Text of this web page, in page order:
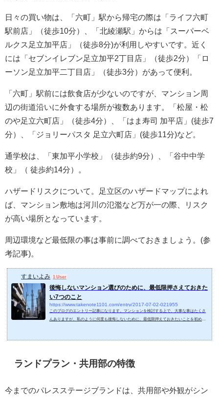
日々の買い物は、「六町」駅から帰宅の際は「ライフ六町
駅前店」（徒歩10分）、「北綾瀬駅」からは「スーパーベ
ルクス足立加平店」（徒歩8分)が利用しやすいです。近く
には「セブンイレブン足立加平2丁目店」（徒歩2分）「ロ
ーソン足立加平二丁目店」（徒歩3分）があって便利。
「六町」駅前には飲食店が少ないのですが、マンション周
辺の街道沿いに外食する場所が複数あります。「松屋・松
のや足立六町店」（徒歩4分）、「はま寿司 加平店」(徒歩7
分）、「ジョリーパスタ 足立六町店」(徒歩11分)など。
通学校は、「東加平小学校」（徒歩約9分）、「谷中中学
校」（ 徒歩約14分）。
ハザードリスクについて。足立区のハザードマップによれ
ば、マンション敷地は河川の氾濫など万が一の際、リスク
が高い場所となっています。
周辺環境など最低限の事は事前に調べておきましょう。(参
考記事)。
すまいよみ 1 User
後悔しないマンション選びのために、最低限押さえておきた
い7つのこと
https://www.takenote1101.com/entry/2017-07-02-021955
このブログのエントリー記事になります。マンションを検討する上で、大事な事はたくさ
んありますが、私のように何度も後悔しないために、最低限押えておきたいことを初めに
前に、明確な予...
ランドプラン・共用部の特徴
今までのパレスステージブランドは、共用部や外観がシン